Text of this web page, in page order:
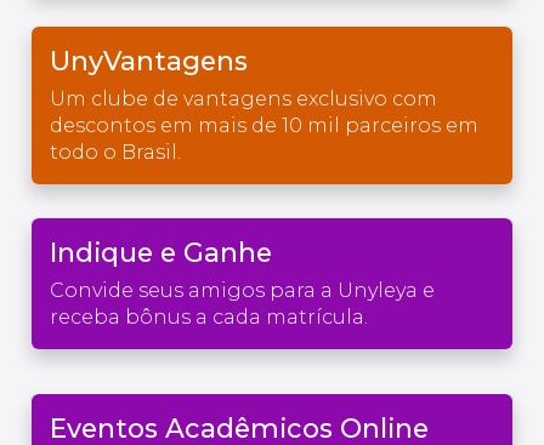
UnyVantagens
Um clube de vantagens exclusivo com
descontos em mais de 10 mil parceiros em
todo o Brasil.
Indique e Ganhe
Convide seus amigos para a Unyleya e
receba bônus a cada matrícula.
Eventos Acadêmicos Online